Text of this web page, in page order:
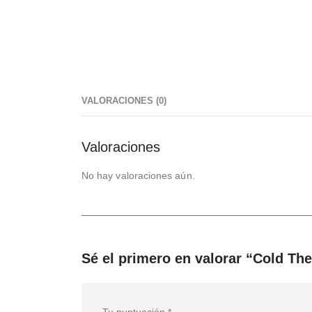
VALORACIONES (0)
Valoraciones
No hay valoraciones aún.
Sé el primero en valorar “Cold